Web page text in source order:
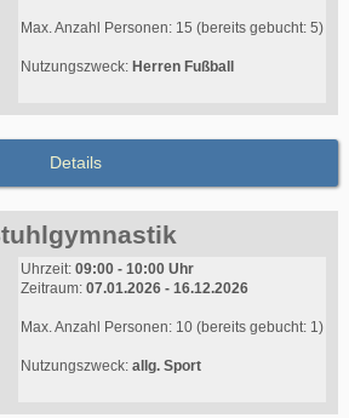
Max. Anzahl Personen: 15 (bereits gebucht: 5)
Nutzungszweck: Herren Fußball
Details
Uhrzeit: 09:00 - 10:00 Uhr
Zeitraum: 07.01.2026 - 16.12.2026
Max. Anzahl Personen: 10 (bereits gebucht: 1)
Nutzungszweck: allg. Sport